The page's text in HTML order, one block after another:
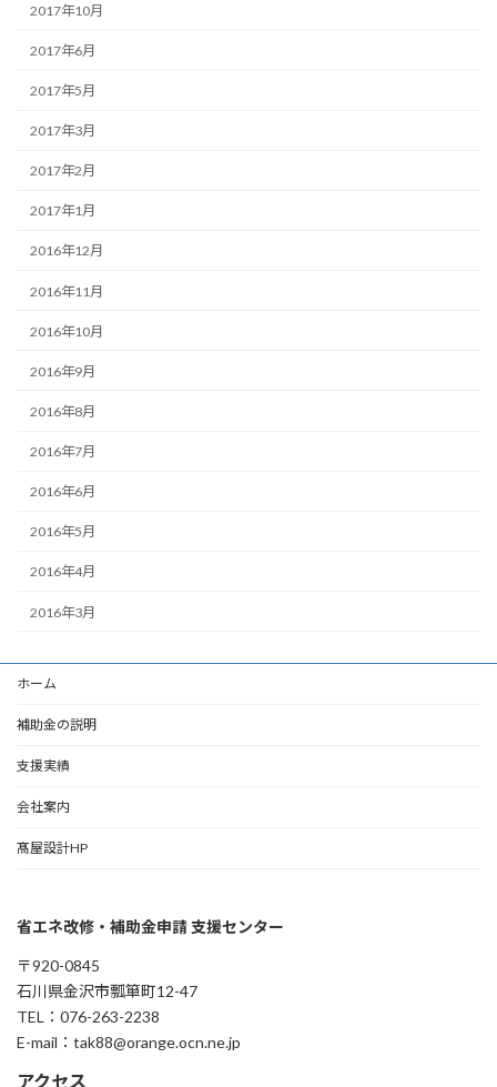
2017年10月
2017年6月
2017年5月
2017年3月
2017年2月
2017年1月
2016年12月
2016年11月
2016年10月
2016年9月
2016年8月
2016年7月
2016年6月
2016年5月
2016年4月
2016年3月
ホーム
補助金の説明
支援実績
会社案内
髙屋設計HP
省エネ改修・補助金申請 支援センター
〒920-0845
石川県金沢市瓢箪町12-47
TEL：076-263-2238
E-mail：tak88@orange.ocn.ne.jp
アクセス